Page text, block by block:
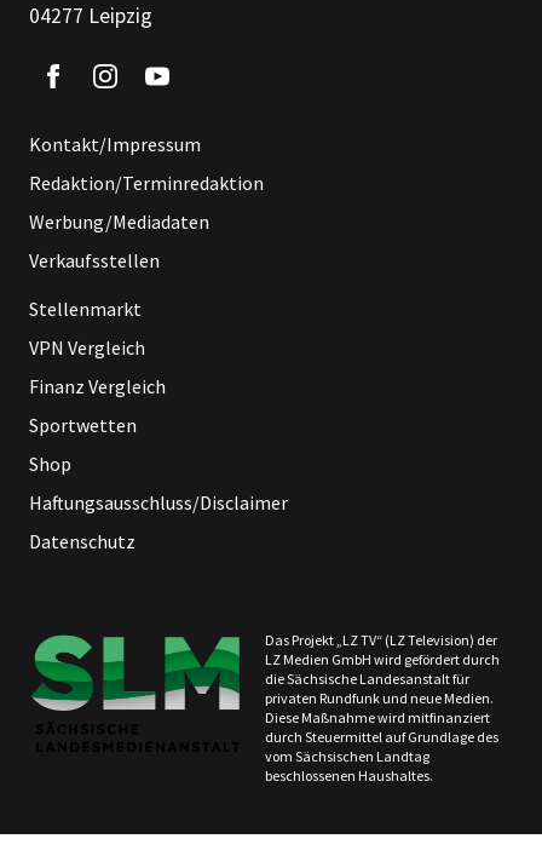
04277 Leipzig
Kontakt/Impressum
Redaktion/Terminredaktion
Werbung/Mediadaten
Verkaufsstellen
Stellenmarkt
VPN Vergleich
Finanz Vergleich
Sportwetten
Shop
Haftungsausschluss/Disclaimer
Datenschutz
Das Projekt „LZ TV“ (LZ Television) der
LZ Medien GmbH wird gefördert durch
die Sächsische Landesanstalt für
privaten Rundfunk und neue Medien.
Diese Maßnahme wird mitfinanziert
durch Steuermittel auf Grundlage des
vom Sächsischen Landtag
beschlossenen Haushaltes.